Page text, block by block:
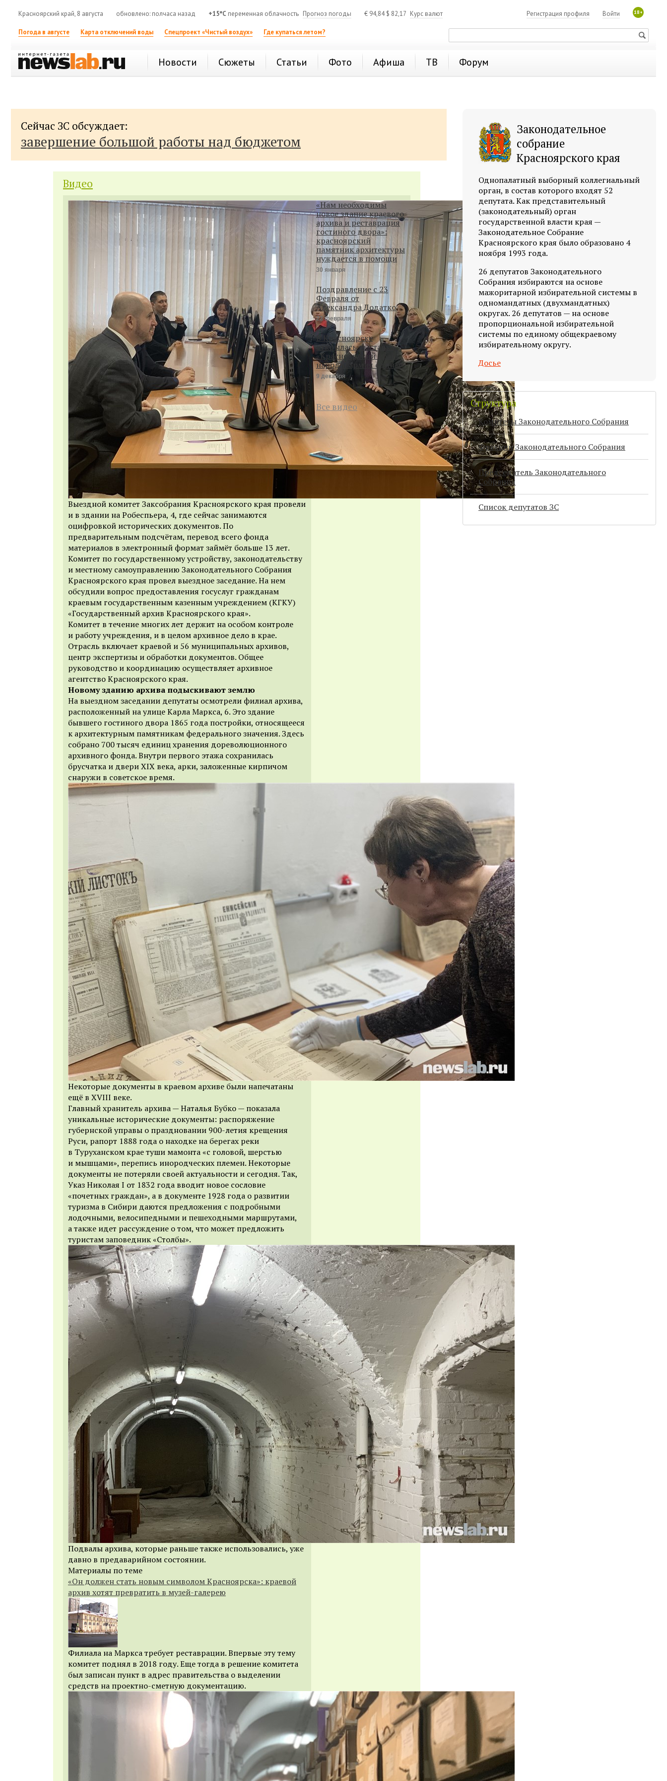
Красноярский край, 8 августа обновлено: полчаса назад +15°C переменная облачность Прогноз погоды € 94,84$ 82,17 Курс валют 18+
Войти
Регистрация профиля
Погода в августе Карта отключений воды Спецпроект «Чистый воздух» Где купаться летом?
Новости Сюжеты Статьи Фото Афиша ТВ Форум
Сейчас ЗС обсуждает:
завершение большой работы над бюджетом
Видео
Выездной комитет Заксобрания Красноярского края провели
и в здании на Робеспьера, 4, где сейчас занимаются
оцифровкой исторических документов. По
предварительным подсчётам, перевод всего фонда
материалов в электронный формат займёт больше 13 лет.
Комитет по государственному устройству, законодательству
и местному самоуправлению Законодательного Собрания
Красноярского края провел выездное заседание. На нем
обсудили вопрос предоставления госуслуг гражданам
краевым государственным казенным учреждением (КГКУ)
«Государственный архив Красноярского края».
Комитет в течение многих лет держит на особом контроле
и работу учреждения, и в целом архивное дело в крае.
Отрасль включает краевой и 56 муниципальных архивов,
центр экспертизы и обработки документов. Общее
руководство и координацию осуществляет архивное
агентство Красноярского края.
Новому зданию архива подыскивают землю
На выездном заседании депутаты осмотрели филиал архива,
расположенный на улице Карла Маркса, 6. Этоздание
бывшего гостиного двора 1865 года постройки, относящееся
к архитектурным памятникам федерального значения. Здесь
собрано 700 тысяч единиц хранения дореволюционного
архивного фонда. Внутри первого этажа сохранилась
брусчатка и двери XIX века, арки, заложенные кирпичом
снаружи в советское время.
Некоторые документы в краевом архиве были напечатаны
ещё в XVIII веке.
Главный хранитель архива — Наталья Бубко — показала
уникальные исторические документы: распоряжение
губернской управы о праздновании 900-летия крещения
Руси, рапорт 1888 года о находке на берегах реки
в Туруханском крае туши мамонта «с головой, шерстью
и мышцами», перепись инородческих племен. Некоторые
документы не потеряли своей актуальности и сегодня. Так,
Указ Николая I от 1832 года вводит новое сословие
«почетных граждан», а в документе 1928 года о развитии
туризма в Сибири даются предложения с подробными
лодочными, велосипедными и пешеходными маршрутами,
а также идет рассуждение о том, что может предложить
туристам заповедник «Столбы».
Подвалы архива, которые раньше также использовались, уже
давно в предаварийном состоянии.
Материалы по теме
«Он должен стать новым символом Красноярска»: краевой
архив хотят превратить в музей-галерею
Филиала на Марксатребует реставрации.Впервые эту тему
комитет поднял в 2018 году. Еще тогда в решение комитета
был записан пункт в адрес правительства о выделении
средств на проектно-сметную документацию.
«Нам необходимы
новое здание краевого
архива и реставрация
гостиного двора»:
красноярский
памятник архитектуры
нуждается в помощи
30 января
Поздравление с 23
Февраля от
Александра Додатко
22 февраля
В Красноярске
открылась выставка
«Красноярский край:
народ и армия едины»
9 декабря
Все видео
Законодательное
собрание
Красноярского края
Однопалатный выборный коллегиальный
орган, в состав которого входят 52
депутата. Как представительный
(законодательный) орган
государственной власти края —
Законодательное Собрание
Красноярского края было образовано 4
ноября 1993 года.
26 депутатов Законодательного
Собрания избираются на основе
мажоритарной избирательной системы в
одномандатных (двухмандатных)
округах. 26 депутатов — на основе
пропорциональной избирательной
системы по единому общекраевому
избирательному округу.
Досье
Структура
Комитеты Законодательного Собрания
Фракции Законодательного Собрания
Председатель Законодательного
Cобрания
Список депутатов ЗС